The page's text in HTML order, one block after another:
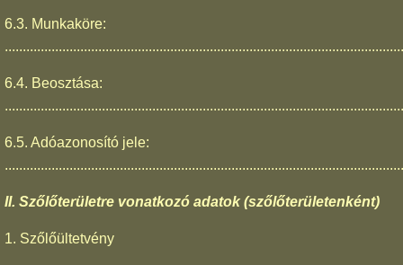
6.3. Munkaköre:
6.4. Beosztása:
6.5. Adóazonosító jele:
II. Szőlőterületre vonatkozó adatok (szőlőterületenként)
1. Szőlőültetvény